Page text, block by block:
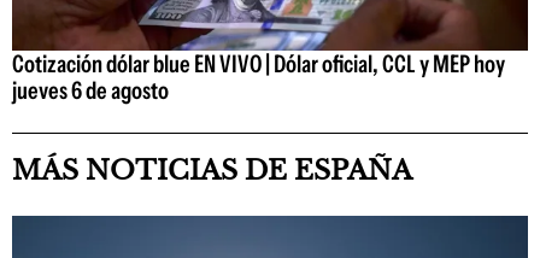
Cotización dólar blue EN VIVO | Dólar oficial, CCL y MEP hoy
jueves 6 de agosto
MÁS NOTICIAS DE ESPAÑA